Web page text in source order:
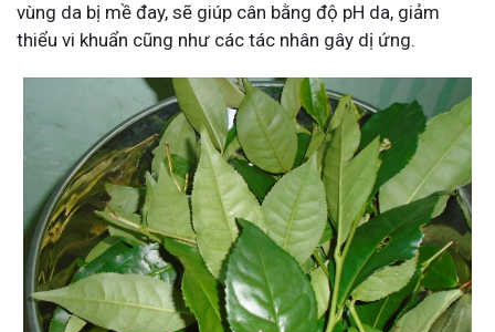
vùng da bị mề đay, sẽ giúp cân bằng độ pH da, giảm
thiểu vi khuẩn cũng như các tác nhân gây dị ứng.